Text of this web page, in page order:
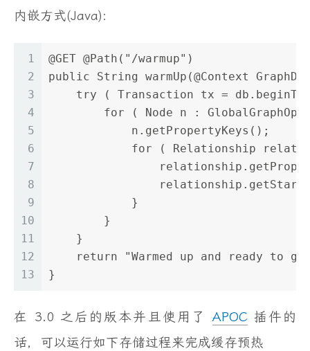
内嵌方式(Java):
1
2
3
4
5
6
7
8
9
10
11
12
13
@GET @Path("/warmup")
public String warmUp(@Context
try ( Transaction tx =
for ( Node n :
            n.getPropertyKeys();
for ( Relationship
            }
        }
    }
return "Warmed up and ready to
}
在 3.0 之后的版本并且使用了APOC插件的
话，可以运行如下存储过程来完成缓存预热